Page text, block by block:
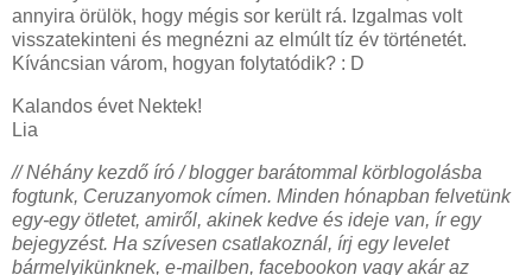
annyira örülök, hogy mégis sor került rá. Izgalmas volt
visszatekinteni és megnézni az elmúlt tíz év történetét.
Kíváncsian várom, hogyan folytatódik? : D
Kalandos évet Nektek!
Lia
// Néhány kezdő író / blogger barátommal körblogolásba
fogtunk, Ceruzanyomok címen. Minden hónapban felvetünk
egy-egy ötletet, amiről, akinek kedve és ideje van, ír egy
bejegyzést. Ha szívesen csatlakoznál, írj egy levelet
bármelyikünknek, e-mailben, facebookon vagy akár az